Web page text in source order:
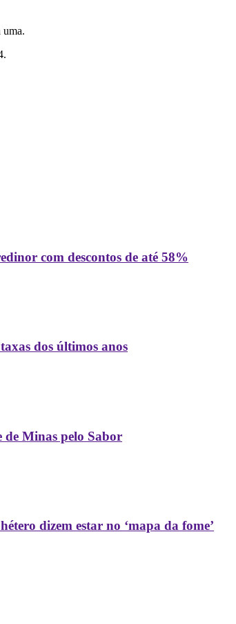
uma.
com descontos de até 58%
dos últimos anos
Minas pelo Sabor
dizem estar no ‘mapa da fome’